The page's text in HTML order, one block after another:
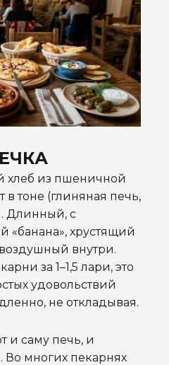
хлеб из пшеничной
в тоне (глиняная печь,
Длинный, с
«банана», хрустящий
внутри.
за 1–1,5 лари, это
удовольствий
не откладывая.
и саму печь, и
многих пекарнях